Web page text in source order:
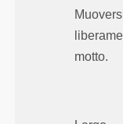
motto.